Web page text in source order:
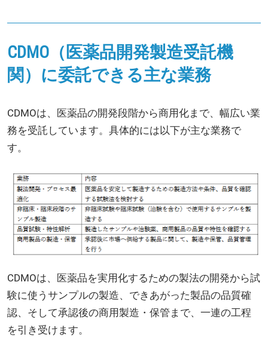
CDMO（医薬品開発製造受託機
関）に委託できる主な業務
CDMOは、医薬品の開発段階から商用化まで、幅広い業
務を受託しています。具体的には以下が主な業務で
す。
CDMOは、医薬品を実用化するための製法の開発から試
験に使うサンプルの製造、できあがった製品の品質確
認、そして承認後の商用製造・保管まで、一連の工程
を引き受けます。